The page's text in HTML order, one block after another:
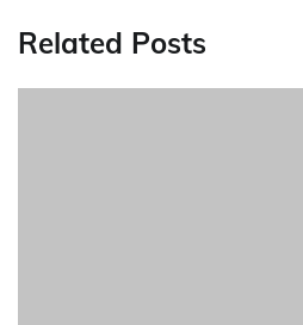
Related Posts